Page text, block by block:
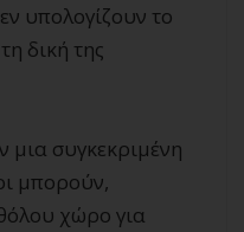
υπολογίζουν το
δική της
μια συγκεκριμένη
μπορούν,
χώρο για